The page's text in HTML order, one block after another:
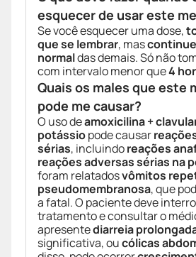
esquecer de usar este
Se você esquecer uma dose,
que se lembrar, mas
normaldas demais. Só não
com intervalo menor que4
Quais os males que este
pode me causar?
O uso deamoxicilina +
potássiopode causar
sérias, incluindoreações
reações adversas sérias na
foram relatadosvômitos
pseudomembranosa, que
a fatal. O paciente deve
tratamento e consultar o
apresentediarreia
significativa, oucólicas